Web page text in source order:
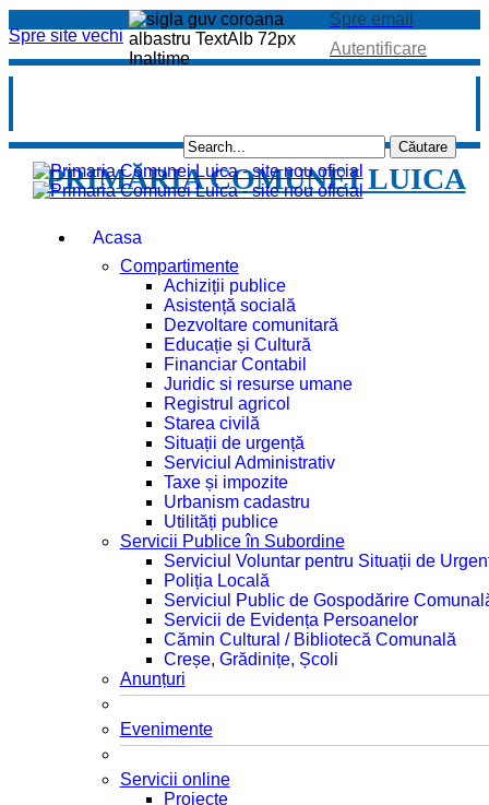
Spre site vechi
Spre email
Autentificare
PRIMĂRIA COMUNEI LUICA
Acasa
Compartimente
Achiziții publice
Asistență socială
Dezvoltare comunitară
Educație și Cultură
Financiar Contabil
Juridic si resurse umane
Registrul agricol
Starea civilă
Situații de urgență
Serviciul Administrativ
Taxe și impozite
Urbanism cadastru
Utilități publice
Servicii Publice în Subordine
Serviciul Voluntar pentru Situații de
Poliția Locală
Serviciul Public de Gospodărire
Servicii de Evidența Persoanelor
Cămin Cultural / Bibliotecă Comunală
Creșe, Grădinițe, Școli
Anunțuri
Evenimente
Servicii online
Proiecte